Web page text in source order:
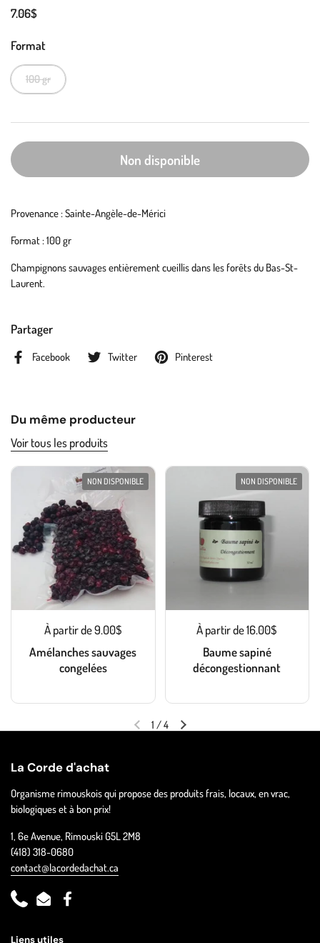
7.06$
Format
100 gr
Non disponible
Provenance : Sainte-Angèle-de-Mérici
Format : 100 gr
Champignons sauvages entièrement cueillis dans les forêts du Bas-St-
Laurent.
Partager
Facebook Twitter Pinterest
Du même producteur
Voir tous les produits
À partir de 9.00$
Amélanches sauvages
congelées
NON DISPONIBLE
À partir de 16.00$
Baume sapiné
décongestionnant
NON DISPONIBLE
1 /4
La Corde d'achat
Organisme rimouskois qui propose des produits frais, locaux, en vrac,
biologiques et à bon prix!
1, 6e Avenue, Rimouski G5L 2M8
(418) 318-0680
contact@lacordedachat.ca
PhoneEmailFacebook
Liens utiles